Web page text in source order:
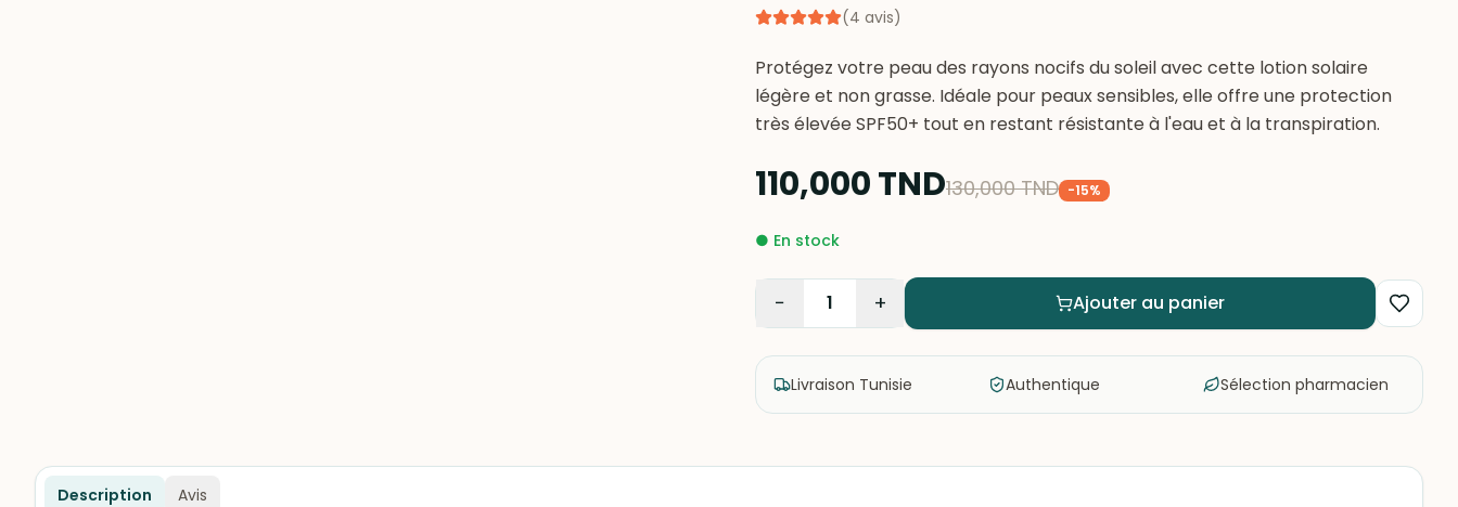
(4 avis)
Protégez votre peau des rayons nocifs du soleil avec cette lotion solaire
légère et non grasse. Idéale pour peaux sensibles, elle offre une protection
très élevée SPF50+ tout en restant résistante à l'eau et à la transpiration.
110,000TND130,000 TND -15%
● En stock
− 1 + Ajouter au panier
Livraison Tunisie Authentique Sélection pharmacien
Description Avis